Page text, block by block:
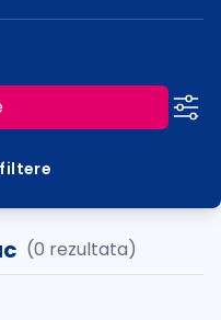
(0 rezultata)